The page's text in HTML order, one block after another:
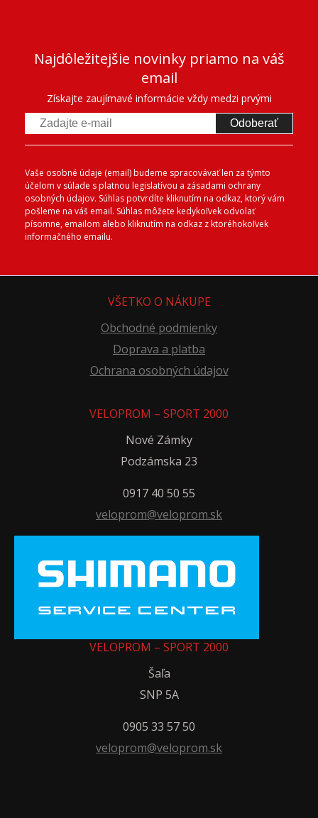
Najdôležitejšie novinky priamo na váš
email
Získajte zaujímavé informácie vždy medzi prvými
Odoberať
Vaše osobné údaje (email) budeme spracovávať len za týmto
účelom v súlade s platnou legislatívou a zásadami ochrany
osobných údajov. Súhlas potvrdíte kliknutím na odkaz, ktorý vám
pošleme na váš email. Súhlas môžete kedykoľvek odvolať
písomne, emailom alebo kliknutím na odkaz z ktoréhokoľvek
informačného emailu.
VŠETKO O NÁKUPE
Obchodné podmienky
Doprava a platba
Ochrana osobných údajov
VELOPROM – SPORT 2000
Nové Zámky
Podzámska 23
0917 40 50 55
veloprom@veloprom.sk
VELOPROM – SPORT 2000
Šaľa
SNP 5A
0905 33 57 50
veloprom@veloprom.sk